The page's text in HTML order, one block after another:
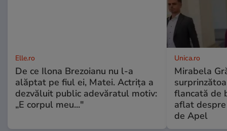
Elle.ro
De ce Ilona Brezoianu nu l-a
alăptat pe fiul ei, Matei. Actrița a
dezvăluit public adevăratul motiv:
„E corpul meu..."
Unica.ro
Mirabela
flancată de
aflat
de Apel